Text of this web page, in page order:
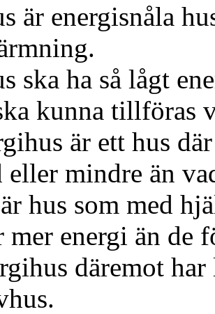
är energisnåla
ska ha så lågt
kunna tillföras
är ett hus
mindre än
hus som med
mer energi än de
däremot